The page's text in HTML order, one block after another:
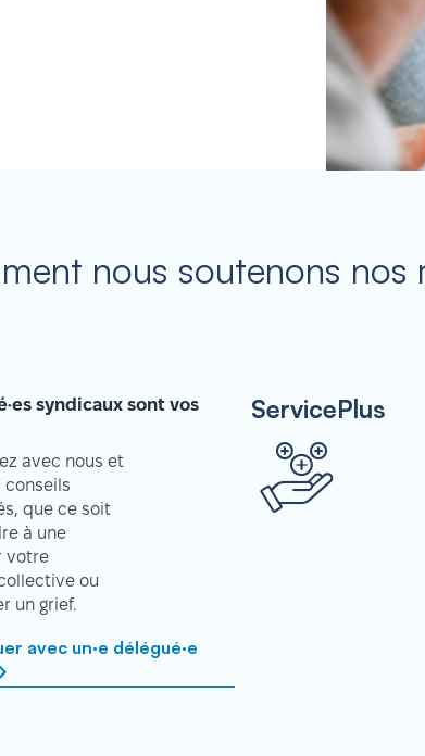
nous soutenons nos
syndicaux sont vos
avec nous et
conseils
que ce soit
à une
votre
ou
un grief.
avec un·e délégué·e
ServicePlus